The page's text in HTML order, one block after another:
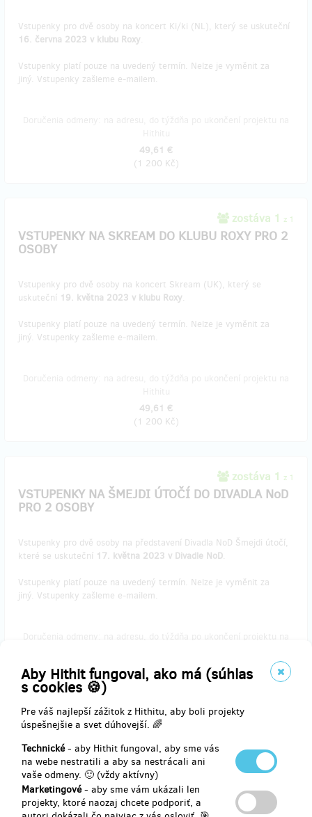
Aby Hithit fungoval, ako má (súhlas
s cookies 🍪)
Pre váš najlepší zážitok z Hithitu, aby boli projekty
úspešnejšie a svet dúhovejší. 🌈
Technické- aby Hithit fungoval, aby sme vás
na webe nestratili a aby sa nestrácali ani
vaše odmeny. 🙂 (vždy aktívny)
Marketingové- aby sme vám ukázali len
projekty, ktoré naozaj chcete podporiť, a
Vstupenky pro dvě osoby na koncert Ki/ki (NL), který se uskuteční
16. června 2023 v klubu Roxy.
Vstupenky platí pouze na uvedený termín. Nelze je vyměnit za
jiný. Vstupenky zašleme e-mailem.
49,61 €
(1 200 Kč)
zostáva 1 z 1
VSTUPENKY NA SKREAM DO KLUBU ROXY PRO 2
OSOBY
Vstupenky pro dvě osoby na koncert Skream (UK), který se
uskuteční 19. května 2023 v klubu Roxy.
Vstupenky platí pouze na uvedený termín. Nelze je vyměnit za
jiný. Vstupenky zašleme e-mailem.
49,61 €
(1 200 Kč)
zostáva 1 z 1
VSTUPENKY NA ŠMEJDI ÚTOČÍ DO DIVADLA NoD
PRO 2 OSOBY
Vstupenky pro dvě osoby na představení Divadla NoD Šmejdi útočí,
které se uskuteční 17. května 2023 v Divadle NoD.
Vstupenky platí pouze na uvedený termín. Nelze je vyměnit za
jiný. Vstupenky zašleme e-mailem.
Doručenia odmeny: na adresu, do týždňa po ukončení projektu na
62,01 €
(1 500 Kč)
VSTUPENKY NA UNDERGROUND COMEDY CLUB
DO DIVADLA NoD PRO 2 OSOBY
Vstupenky pro dvě osoby na show Undergroung Comedy Club, která
se uskuteční18. května 2023 v Divadle NoD .